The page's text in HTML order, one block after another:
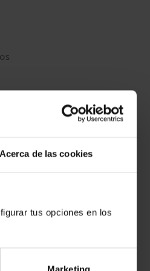
Acerca de las cookies
tus opciones en los
de la